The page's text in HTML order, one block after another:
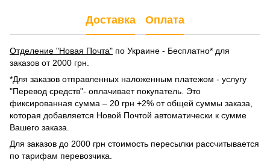
Доставка Оплата
Отделение "Новая Почта" по Украине - Бесплатно* для
заказов от 2000 грн.
*Для заказов отправленных наложенным платежом - услугу
"Перевод средств"- оплачивает покупатель. Это
фиксированная сумма – 20 грн +2% от общей суммы заказа,
которая добавляется Новой Почтой автоматически к сумме
Вашего заказа.
Для заказов до 2000 грн стоимость пересылки рассчитывается
по тарифам перевозчика.